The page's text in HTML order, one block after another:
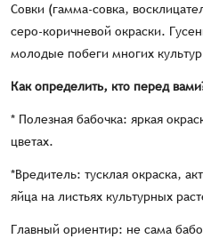
Совки (гамма-совка,
серо-коричневой окраски.
молодые побеги многих
Как определить, кто перед
* Полезная бабочка: яркая
цветах.
*Вредитель: тусклая окраска,
яйца на листьях культурных
Главный ориентир: не сама